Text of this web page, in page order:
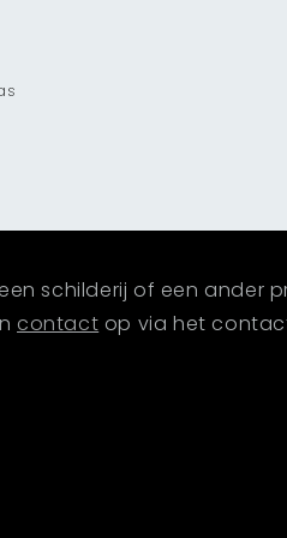
schilderij of een ander
contact op via het